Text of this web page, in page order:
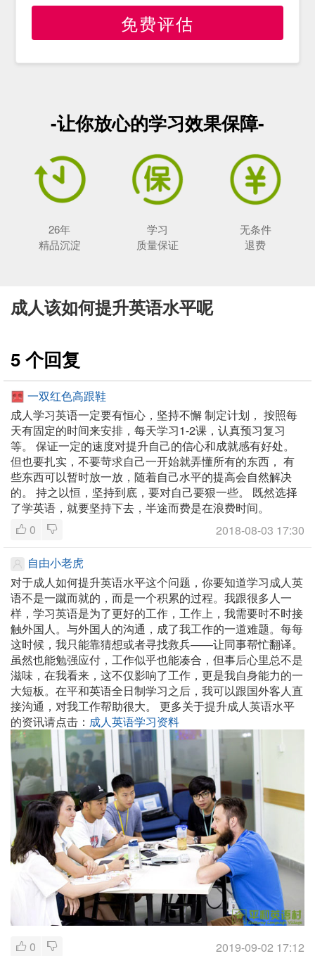
免费评估
-让你放心的学习效果保障-
26年
精品沉淀
学习
质量保证
无条件
退费
成人该如何提升英语水平呢
5 个回复
一双红色高跟鞋
成人学习英语一定要有恒心，坚持不懈 制定计划， 按照每
天有固定的时间来安排，每天学习1-2课，认真预习复习
等。 保证一定的速度对提升自己的信心和成就感有好处。
但也要扎实，不要苛求自己一开始就弄懂所有的东西， 有
些东西可以暂时放一放，随着自己水平的提高会自然解决
的。 持之以恒，坚持到底，要对自己要狠一些。 既然选择
了学英语，就要坚持下去，半途而费是在浪费时间。
0
2018-08-03 17:30
自由小老虎
对于成人如何提升英语水平这个问题，你要知道学习成人英
语不是一蹴而就的，而是一个积累的过程。我跟很多人一
样，学习英语是为了更好的工作，工作上，我需要时不时接
触外国人。与外国人的沟通，成了我工作的一道难题。每每
这时候，我只能靠猜想或者寻找救兵——让同事帮忙翻译。
虽然也能勉强应付，工作似乎也能凑合，但事后心里总不是
滋味，在我看来，这不仅影响了工作，更是我自身能力的一
大短板。在平和英语全日制学习之后，我可以跟国外客人直
接沟通，对我工作帮助很大。
更多关于提升成人英语水平
的资讯请点击： 成人英语学习资料
0
2019-09-02 17:12